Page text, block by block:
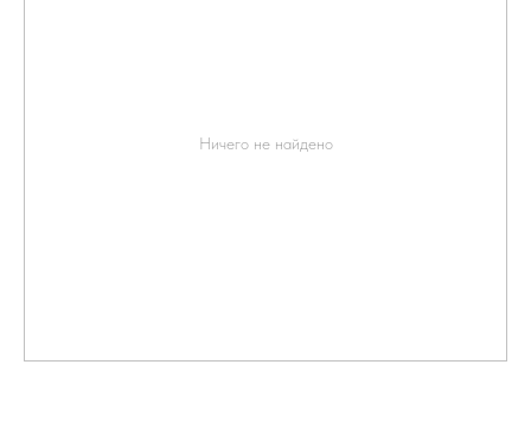
Ничего не найдено